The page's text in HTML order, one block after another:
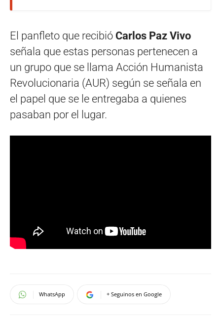
El panfleto que recibió Carlos Paz Vivo
señala que estas personas pertenecen a
un grupo que se llama Acción Humanista
Revolucionaria (AUR) según se señala en
el papel que se le entregaba a quienes
pasaban por el lugar.
WhatsApp + Seguinos en Google